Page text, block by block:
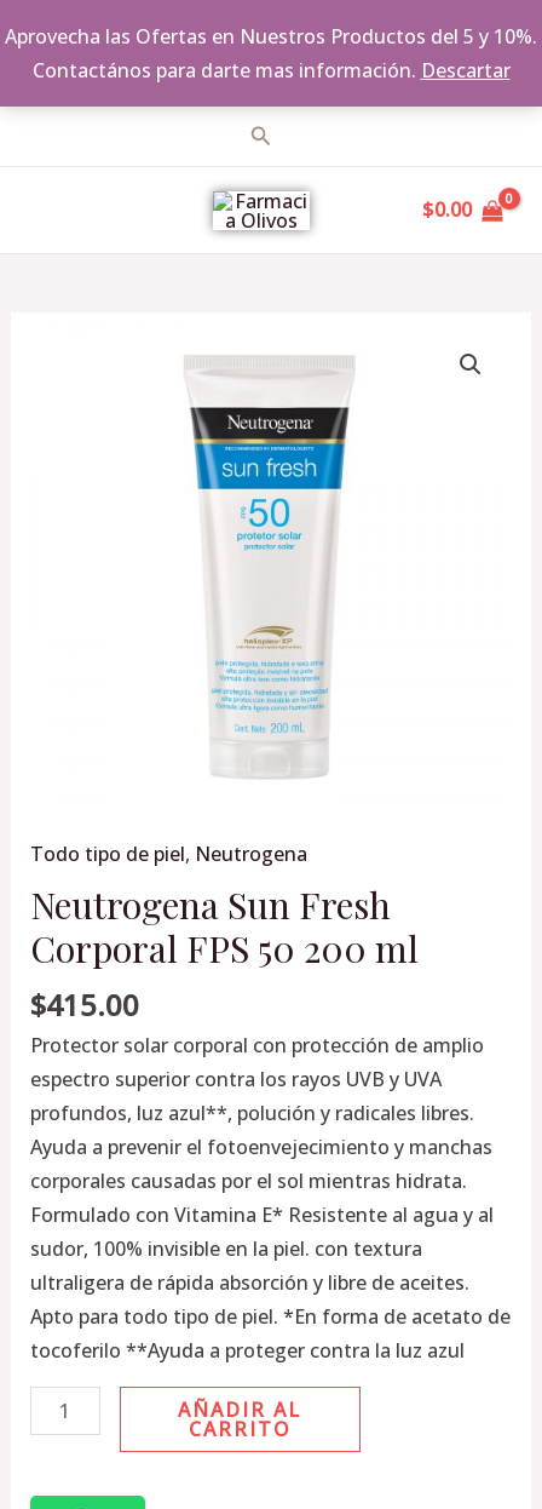
Aprovecha las Ofertas en Nuestros Productos del 5 y 10%.
Contactános para darte mas información. Descartar
Buscar
$0.00
Todo tipo de piel, Neutrogena
Neutrogena Sun Fresh
Corporal FPS 50 200 ml
$415.00
Protector solar corporal con protección de amplio
espectro superior contra los rayos UVB y UVA
profundos, luz azul**, polución y radicales libres.
Ayuda a prevenir el fotoenvejecimiento y manchas
corporales causadas por el sol mientras hidrata.
Formulado con Vitamina E* Resistente al agua y al
sudor, 100% invisible en la piel. con textura
ultraligera de rápida absorción y libre de aceites.
Apto para todo tipo de piel. *En forma de acetato de
tocoferilo **Ayuda a proteger contra la luz azul
AÑADIR AL
CARRITO